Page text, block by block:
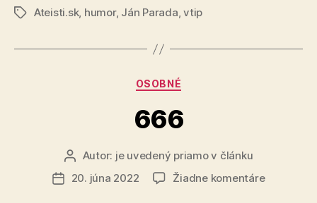
ZnačkyAteisti.sk, humor, Ján Parada,vtip
Kategórie
OSOBNÉ
666
Autor
článku
Autor: je uvedený priamo v článku
Dátum20. júna 2022 Žiadne komentárena